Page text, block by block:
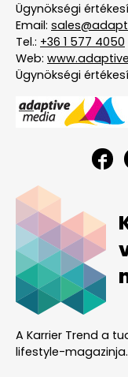
Ügynökségi
Email:
Tel.: +36 1 577 4050
Web:
Ügynökségi
A Karrier Trend a
lifestyle-magazinja.